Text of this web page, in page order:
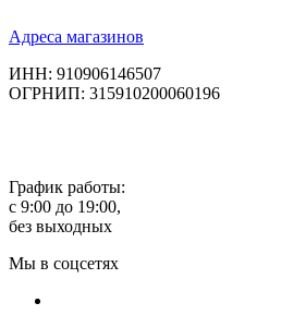
Адреса магазинов
ИНН: 910906146507
ОГРНИП: 315910200060196
График работы:
с 9:00 до 19:00,
без выходных
Мы в соцсетях